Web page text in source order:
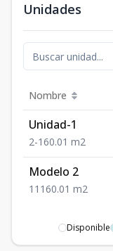
Unidades
Nombre
Unidad-1
2-1 60.01 m2
Modelo 2
1 1 1 60.01 m2
Disponible